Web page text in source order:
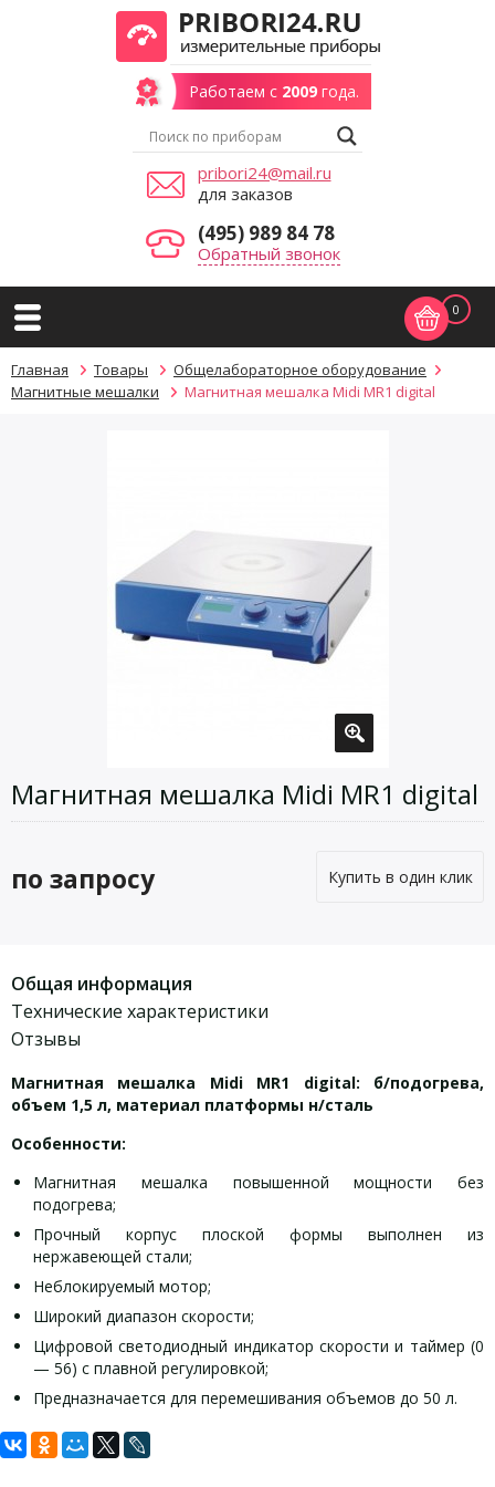
Работаем с 2009года.
pribori24@mail.ru
для заказов
(495) 989 84 78
Обратный звонок
0
Главная Товары
Общелабораторное оборудование
Магнитные мешалки
Магнитная мешалка Midi MR1 digital
Магнитная мешалка Midi MR1 digital
по запросу Купить в один клик
Общая информация
Технические характеристики
Отзывы
Магнитная мешалка Midi MR1 digital: б/подогрева,
объем 1,5 л, материал платформы н/сталь
Особенности:
Магнитная мешалка повышенной мощности без
подогрева;
Прочный корпус плоской формы выполнен из
нержавеющей стали;
Неблокируемый мотор;
Широкий диапазон скорости;
Цифровой светодиодный индикатор скорости и таймер (0
— 56) с плавной регулировкой;
Предназначается для перемешивания объемов до 50 л.
Технические характеристики:
Задать вопрос